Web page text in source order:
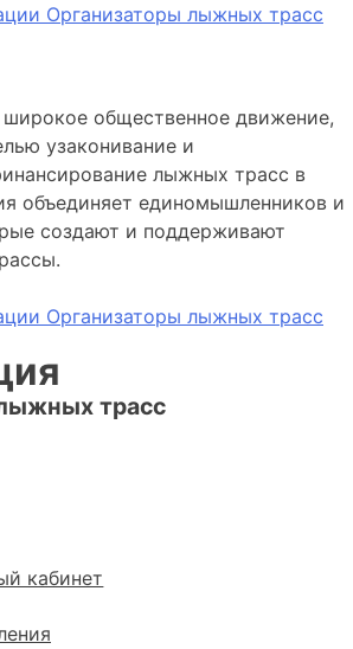
общественное движение,
узаконивание и
лыжных трасс в
объединяет единомышленников и
создают и поддерживают
трасс
кабинет